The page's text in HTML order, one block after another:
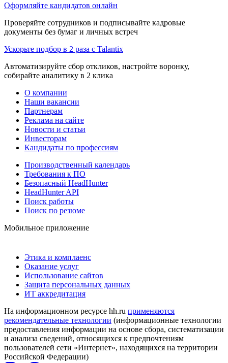
Оформляйте кандидатов онлайн
Проверяйте сотрудников и подписывайте кадровые
документы без бумаг и личных встреч
Ускорьте подбор в 2 раза с Talantix
Автоматизируйте сбор откликов, настройте воронку,
собирайте аналитику в 2 клика
О компании
Наши вакансии
Партнерам
Реклама на сайте
Новости и статьи
Инвесторам
Кандидаты по профессиям
Производственный календарь
Требования к ПО
Безопасный HeadHunter
HeadHunter API
Поиск работы
Поиск по резюме
Мобильное приложение
Этика и комплаенс
Оказание услуг
Использование сайтов
Защита персональных данных
ИТ аккредитация
На информационном ресурсе hh.ru применяются
рекомендательные технологии (информационные технологии
предоставления информации на основе сбора, систематизации
и анализа сведений, относящихся к предпочтениям
пользователей сети «Интернет», находящихся на территории
Российской Федерации)